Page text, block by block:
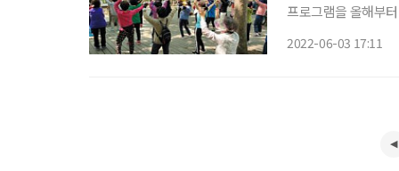
프로그램을 올해부터 재개한다. 서울시와 서울의료복지사
2022-06-03 17:11